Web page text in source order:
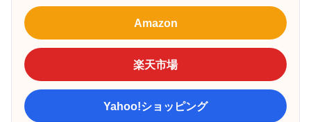
Amazon
楽天市場
Yahoo!ショッピング